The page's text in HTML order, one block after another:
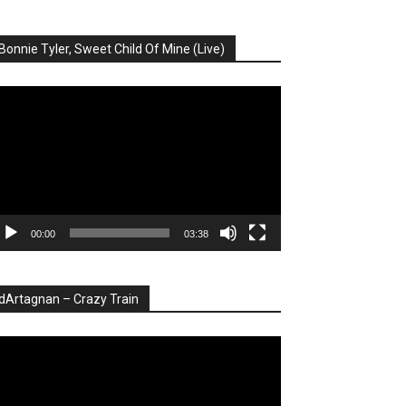
Bonnie Tyler, Sweet Child Of Mine (Live)
00:00 03:38
– Crazy Train